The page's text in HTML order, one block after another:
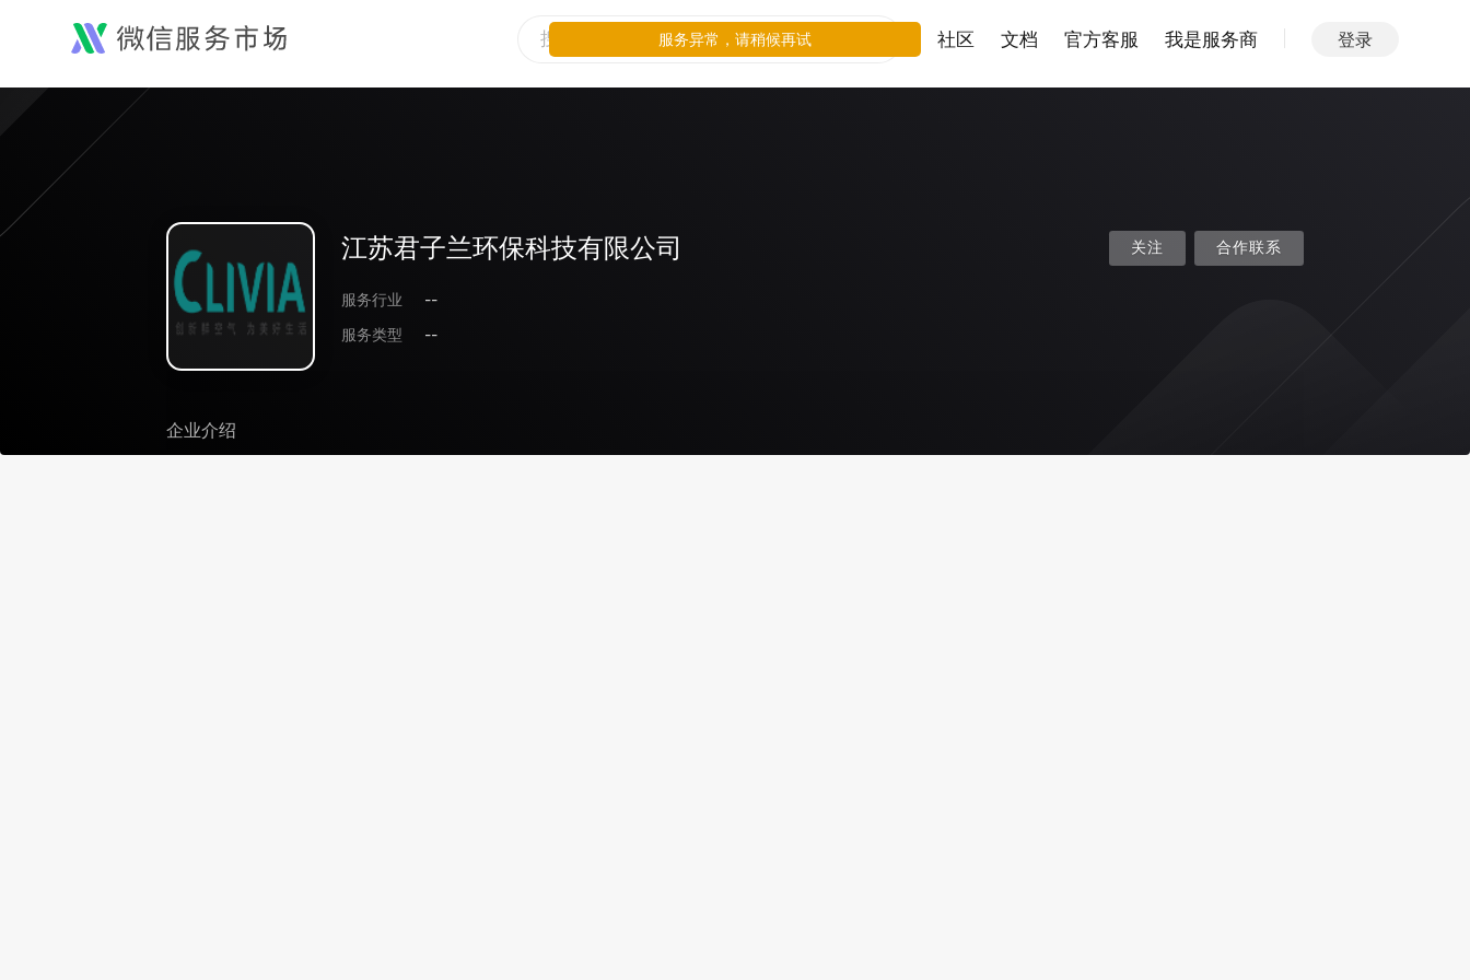
社区 文档 官方客服 我是服务商 登录
江苏君子兰环保科技有限公司
服务行业
--
服务类型
--
关注 合作联系
企业介绍
服务异常，请稍候再试